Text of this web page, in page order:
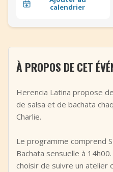
calendrier
À PROPOS DE CET
Herencia Latina propose
de salsa et de bachata
Charlie.
Le programme comprend
Bachata sensuelle à
choisir de suivre un atelier